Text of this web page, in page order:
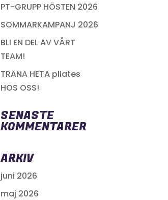
PT-GRUPP HÖSTEN 2026
SOMMARKAMPANJ 2026
BLI EN DEL AV VÅRT
TEAM!
TRÄNA HETA pilates
HOS OSS!
SENASTE
KOMMENTARER
ARKIV
juni 2026
maj 2026